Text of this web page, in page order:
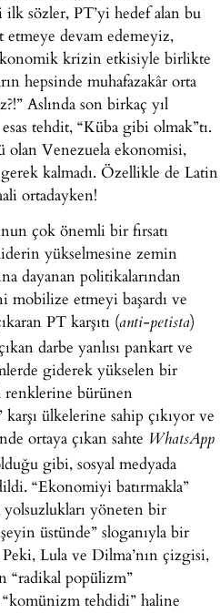
ilk sözler, PT’yi hedef alan bu
devam edemeyiz,
krizin etkisiyle birlikte
hepsinde muhafazakâr orta
Aslında son birkaç yıl
tehdit, “Küba gibi olmak”tı.
olan Venezuela ekonomisi,
kalmadı. Özellikle de Latin
ortadayken!
çok önemli bir fırsatı
liderin yükselmesine zemin
dayanan politikalarından
mobilize etmeyi başardı ve
PT karşıtı (anti-petista)
darbe yanlısı pankart ve
giderek yükselen bir
renklerine bürünen
ülkelerine sahip çıkıyor ve
ortaya çıkan sahte WhatsApp
gibi, sosyal medyada
“Ekonomiyi batırmakla”
yolsuzlukları yöneten bir
üstünde” sloganıyla bir
Lula ve Dilma’nın çizgisi,
“radikal popülizm”
tehdidi” haline